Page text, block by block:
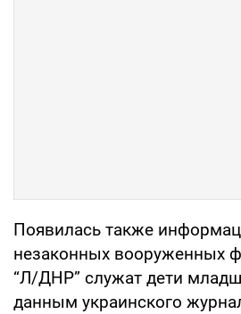
Появилась также
незаконных вооруженных
“Л/ДНР” служат дети
данным украинского